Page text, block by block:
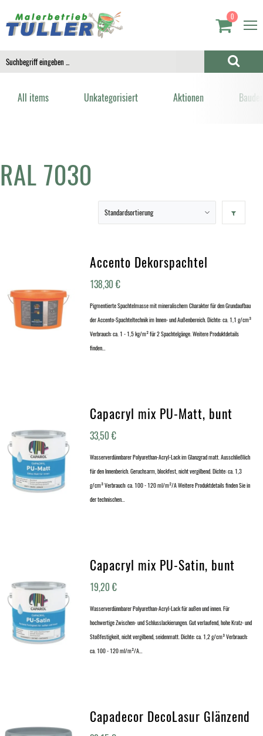
0
All items Unkategorisiert Aktionen
RAL 7030
Accento Dekorspachtel
138,30€
Pigmentierte Spachtelmasse mit mineralischem Charakter für den Grundaufbau
der Accento-Spachteltechnik im Innen- und Außenbereich. Dichte: ca. 1,1 g/cm³
Verbrauch: ca. 1 - 1,5 kg/m² für 2 Spachtelgänge. Weitere Produktdetails
finden…
Capacryl mix PU-Matt, bunt
33,50€
Wasserverdünnbarer Polyurethan-Acryl-Lack im Glanzgrad matt. Ausschließlich
für den Innenberich. Geruchsarm, blockfest, nicht vergilbend. Dichte: ca. 1,3
g/cm³ Verbrauch: ca. 100 - 120 ml/m²/A Weitere Produktdetails finden Sie in
der technischen…
Capacryl mix PU-Satin, bunt
19,20€
Wasserverdünnbarer Polyurethan-Acryl-Lack für außen und innen. Für
hochwertige Zwischen- und Schlusslackierungen. Gut verlaufend, hohe Kratz- und
Stoßfestigkeit, nicht vergilbend, seidenmatt. Dichte: ca. 1,2 g/cm³ Verbrauch:
ca. 100 - 120 ml/m²/A…
Capadecor DecoLasur Glänzend